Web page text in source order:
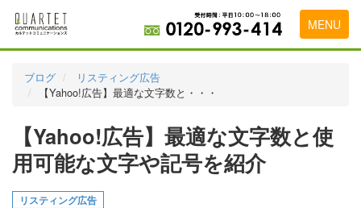
MENU
料金表
実績・お客様の声
初めて導入をお考えの方
代理店の乗り換えをお考えの方
ブログ
リスティング広告
【Yahoo!広告】最適な文字数と・・・
【Yahoo!広告】最適な文字数と使
用可能な文字や記号を紹介
リスティング広告